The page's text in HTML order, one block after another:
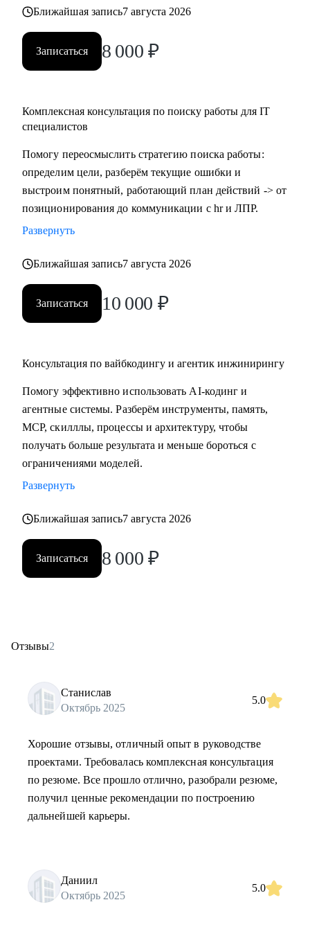
Ближайшая запись7 августа 2026
Записаться 8 000 ₽
Комплексная консультация по поиску работы для IT
специалистов
Помогу переосмыслить стратегию поиска работы:
определим цели, разберём текущие ошибки и
выстроим понятный, работающий план действий -> от
позиционирования до коммуникации с hr и ЛПР.
Развернуть
Ближайшая запись7 августа 2026
Записаться 10 000 ₽
Консультация по вайбкодингу и агентик инжинирингу
Помогу эффективно использовать AI-кодинг и
агентные системы. Разберём инструменты, память,
MCP, скилллы, процессы и архитектуру, чтобы
получать больше результата и меньше бороться с
ограничениями моделей.
Развернуть
Ближайшая запись7 августа 2026
Записаться 8 000 ₽
Отзывы2
Станислав
Октябрь 2025
5.0
Хорошие отзывы, отличный опыт в руководстве
проектами. Требовалась комплексная консультация
по резюме. Все прошло отлично, разобрали резюме,
получил ценные рекомендации по построению
дальнейшей карьеры.
Даниил
Октябрь 2025
5.0